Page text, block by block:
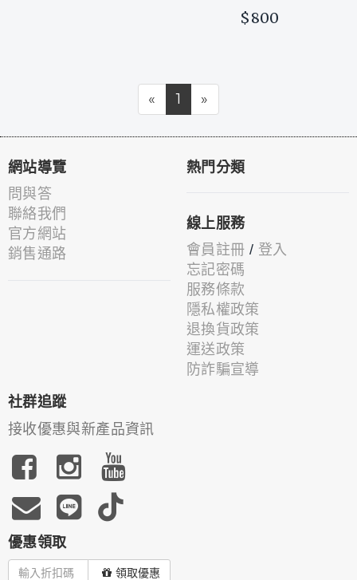
$800
« 1 »
網站導覽
問與答
聯絡我們
官方網站
銷售通路
熱門分類
線上服務
會員註冊 / 登入
忘記密碼
服務條款
隱私權政策
退換貨政策
運送政策
防詐騙宣導
社群追蹤
接收優惠與新產品資訊
優惠領取
領取優惠